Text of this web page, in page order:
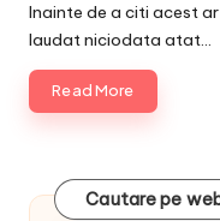
Inainte de a citi acest
laudat niciodata atat…
Read More
Cautare pe